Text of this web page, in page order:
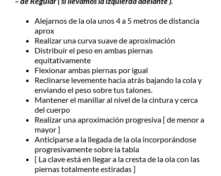
Alejarnos de la ola unos 4 a 5 metros de distancia
aprox
Realizar una curva suave de aproximación
Distribuír el peso en ambas piernas
equitativamente
Flexionar ambas piernas por igual
Reclinarse levemente hacia atrás bajando la cola y
enviando el peso sobre tus talones.
Mantener el manillar al nivel de la cintura y cerca
del cuerpo
Realizar una aproximación progresiva [ de menor a
mayor ]
Anticiparse a la llegada de la ola incorporándose
progresivamente sobre la tabla
[ La clave está en llegar a la cresta de la ola con las
piernas totalmente estiradas ]